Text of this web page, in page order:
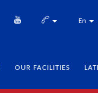
En
OUR FACILITIES